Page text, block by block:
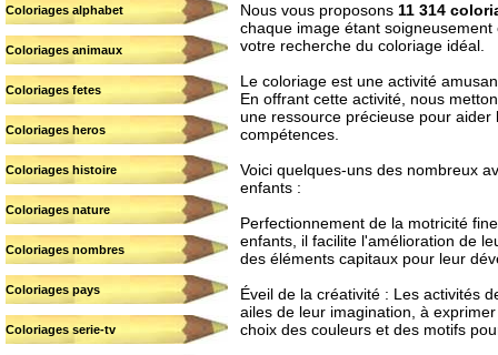
Coloriages alphabet
Coloriages animaux
Coloriages fetes
Coloriages heros
Coloriages histoire
Coloriages nature
Coloriages nombres
Coloriages pays
Coloriages serie-tv
Nous vous proposons 11 314
chaque image étant
votre recherche du coloriage idéal.
Le coloriage est une activité
En offrant cette activité, nous
une ressource précieuse pour
compétences.
Voici quelques-uns des nombreux
enfants :
Perfectionnement de la motricité
enfants, il facilite l'amélioration de
des éléments capitaux pour leur
Éveil de la créativité : Les activités
ailes de leur imagination, à
choix des couleurs et des motifs